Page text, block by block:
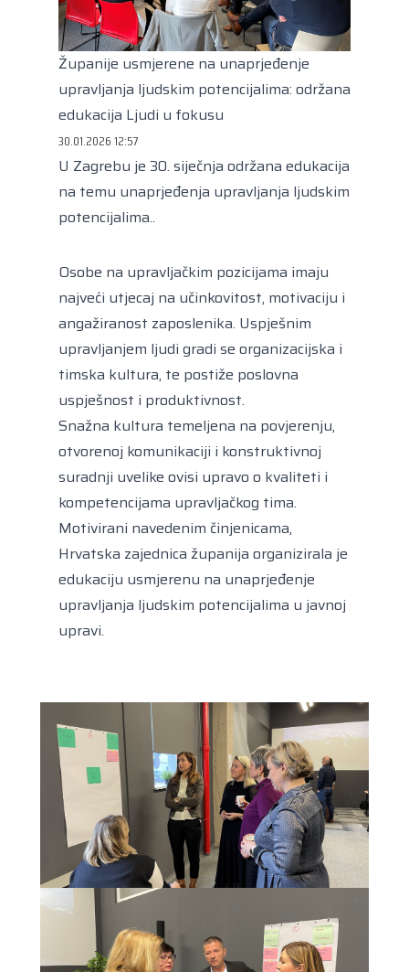
Europe
Europski odbor regija
Županije usmjerene na unaprjeđenje
upravljanja ljudskim potencijalima: održana
edukacija Ljudi u fokusu
30.01.2026 12:57
U Zagrebu je 30. siječnja održana edukacija
na temu unaprjeđenja upravljanja ljudskim
potencijalima..
Osobe na upravljačkim pozicijama imaju
najveći utjecaj na učinkovitost, motivaciju i
angažiranost zaposlenika. Uspješnim
upravljanjem ljudi gradi se organizacijska i
timska kultura, te postiže poslovna
uspješnost i produktivnost.
Snažna kultura temeljena na povjerenju,
otvorenoj komunikaciji i konstruktivnoj
suradnji uvelike ovisi upravo o kvaliteti i
kompetencijama upravljačkog tima.
Motivirani navedenim činjenicama,
Hrvatska zajednica županija organizirala je
edukaciju usmjerenu na unaprjeđenje
upravljanja ljudskim potencijalima u javnoj
upravi.